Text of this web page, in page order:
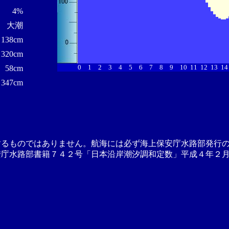
4%
大潮
138cm
320cm
58cm
347cm
0 1 2 3 4 5 6 7 8 9 10 11 12 13 14
ものではありません。航海には必ず海上保安庁水路部発行
水路部書籍７４２号「日本沿岸潮汐調和定数」平成４年２